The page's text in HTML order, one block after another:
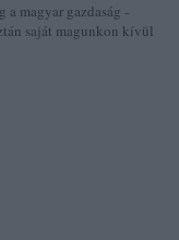
magyar gazdaság -
saját magunkon kívül